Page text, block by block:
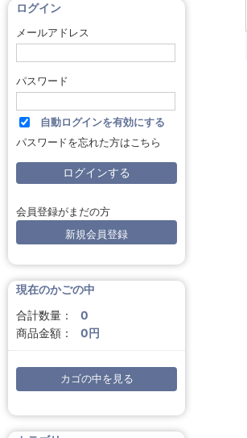
ログイン
メールアドレス
パスワード
自動ログインを有効にする
パスワードを忘れた方はこちら
会員登録がまだの方
新規会員登録
現在のかごの中
合計数量：
0
商品金額：
0円
カゴの中を見る